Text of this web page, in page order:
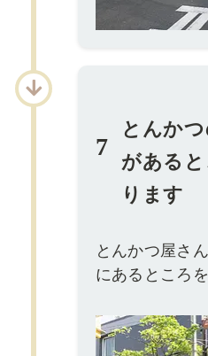
7
とんかつ
がある
ります
とんかつ屋さ
にあるところ